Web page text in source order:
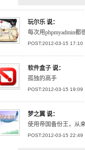
玩尔乐 说：
每次用phpmyadmin都
POST:2012-03-15 17:10
软件盒子 说：
孤独的高手
POST:2012-03-15 19:09
梦之翼 说：
使用帝国备份王，从
POST:2012-03-15 22:49